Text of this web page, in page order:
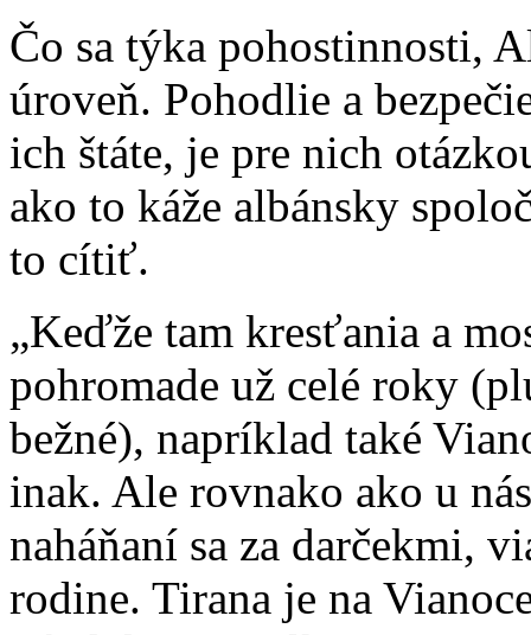
Čo sa týka pohostinnosti,
úroveň. Pohodlie a
ich štáte, je pre nich
ako to káže albánsky
to cítiť.
„Keďže tam kresťania a
pohromade už celé roky
bežné), napríklad také
inak. Ale rovnako ako u
naháňaní sa za darčekmi,
rodine. Tirana je na